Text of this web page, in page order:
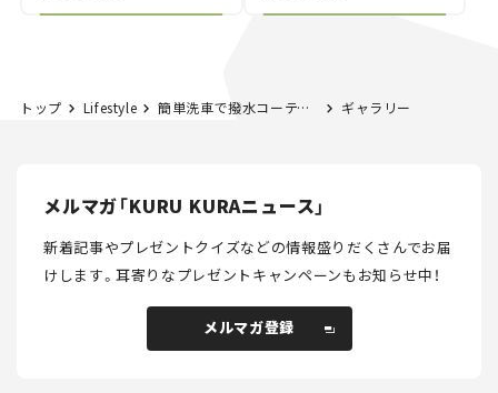
トップ Lifestyle 簡単洗車で撥水コーティング！ ボディもウインドウガラスも愛車の雨対策はこれでバッチリ【カーマニア本田浩隆の愛車日常メンテナンス】 ギャラリー
メルマガ「KURU KURAニュース」
新着記事やプレゼントクイズなどの情報盛りだくさんでお届
けします。耳寄りなプレゼントキャンペーンもお知らせ中！
メルマガ登録